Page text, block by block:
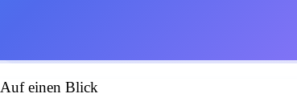
Auf einen Blick